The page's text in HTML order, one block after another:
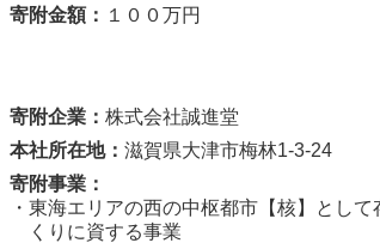
寄附金額： １００万円
寄附企業： 株式会社誠進堂
本社所在地： 滋賀県大津市梅林1-3-24
寄附事業：
・東海エリアの西の中枢都市【核】とし
くりに資する事業